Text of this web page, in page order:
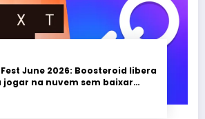
June 2026: Boosteroid libera
jogar na nuvem sem baixar